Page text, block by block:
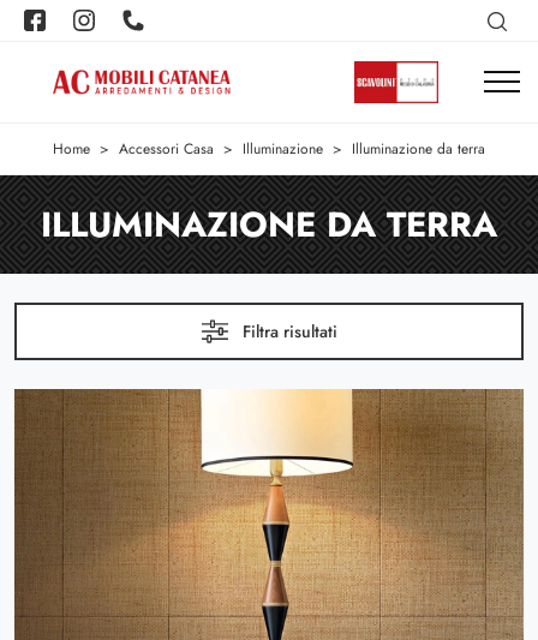
Home > Accessori Casa > Illuminazione > Illuminazione da terra
ILLUMINAZIONE DA TERRA
Filtra risultati